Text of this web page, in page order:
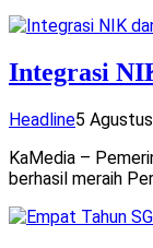
Integrasi
Headline5
KaMedia –
berhasil meraih